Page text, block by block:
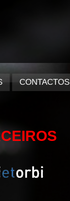
CONTACTOS